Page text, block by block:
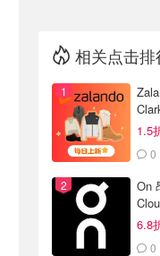
相关点击
1.5
0
On
6.8
0